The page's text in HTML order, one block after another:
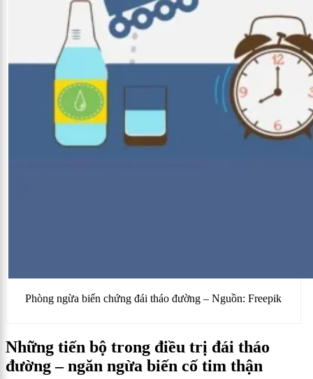
Phòng ngừa biến chứng đái tháo đường – Nguồn: Freepik
Những tiến bộ trong điều trị đái tháo
đường – ngăn ngừa biến cố tim thận